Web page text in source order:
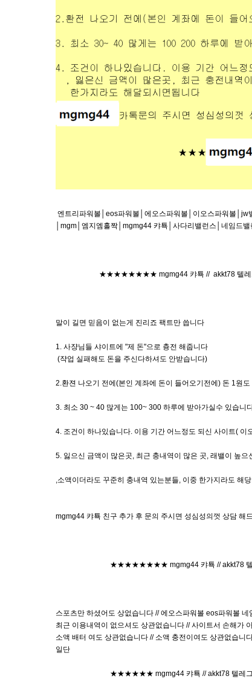
엔트리파워볼│eos파워볼│에오스파워볼│이오스파워볼
│mgm│엠지엠홀짝│mgmg44 캬툑│사다리밸런스│네임드
★★★★★★★★ mgmg44 캬툑 // akkt78 텔레
말이 길면 믿음이 없는게 진리죠 팩트만 씁니다
1. 사쟝님들 샤이트에 "제 돈"으로 츙전 해줍니다
(쟉업 실패해도 돈을 주신다하셔도 안받습니다)
2.환젼 나오기 전에(본인 계좌에 돈이 들어오기전에) 돈 1원
3. 최소 30 ~ 40 많게는 100~ 300 하루에 받아가실수 있습니
4. 조건이 하나있습니다. 이용 기간 어느정도 되신 사이트(
5. 잃으신 금액이 많은곳, 최근 충내역이 많은 곳, 래밸이 높
,소액이더라도 꾸준히 충내역 있는분들, 이중 한가지라도 해
mgmg44 캬툑 친구 추가 후 문의 주시면 성심성의껏 상담 해
★★★★★★★★ mgmg44 캬툑 // akkt78 텔레
스포츠만 하셨어도 상없습니다 // 에오스파워볼 eos파워볼
최근 이용내역이 없으셔도 상관없습니다 // 사이트서 손해가
소액 배터 여도 상관없습니다 // 소액 충전이여도 상관없습니
일단
★★★★★★ mgmg44 캬툑 // akkt78 텔레그램